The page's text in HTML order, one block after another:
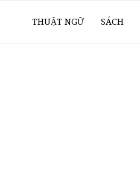
THUẬT NGỮ SÁCH